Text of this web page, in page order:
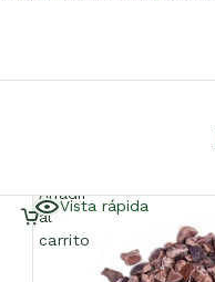
Vista rápida
Añadir
al
carrito